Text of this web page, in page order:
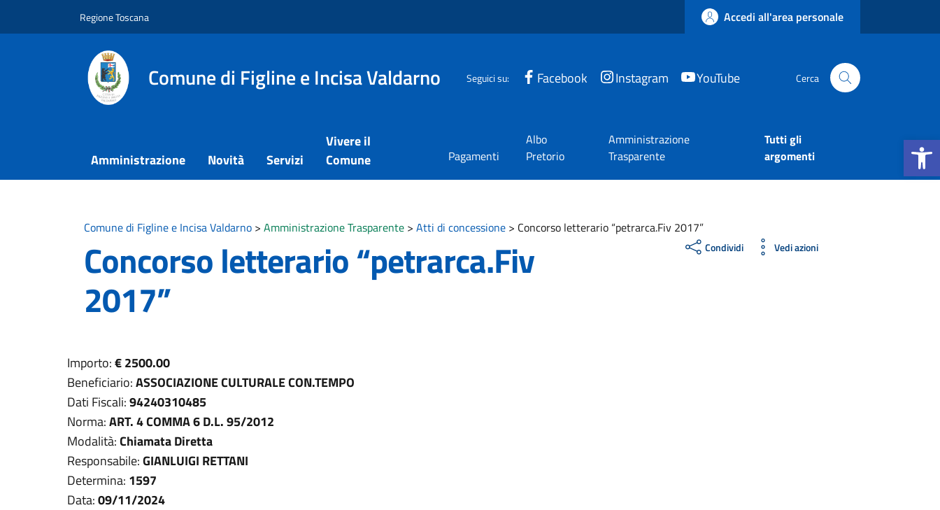
Apri la
Regione Toscana Accedi all'area personale
Comune di Figline e Incisa Valdarno Seguici su: Facebook Instagram YouTube Cerca
Amministrazione Novità Servizi
Vivere il
Comune
Pagamenti
Albo
Pretorio
Amministrazione
Trasparente
Tutti gli
argomenti
Comune di Figline e Incisa Valdarno > Amministrazione Trasparente > Atti di concessione > Concorso letterario “petrarca.Fiv 2017”
Concorso letterario “petrarca.Fiv
2017”
Condividi Vedi azioni
Importo:€ 2500.00
Beneficiario:ASSOCIAZIONE CULTURALE CON.TEMPO
Dati Fiscali:94240310485
Norma:ART. 4 COMMA 6 D.L. 95/2012
Modalità:Chiamata Diretta
Responsabile:GIANLUIGI RETTANI
Determina: 1597
Data:09/11/2024